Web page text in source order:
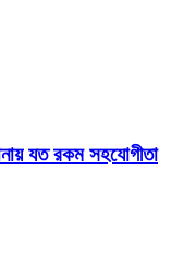
যত রকম সহযোগীতা